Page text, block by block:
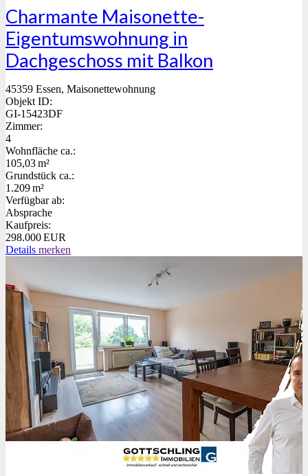
Charmante Maisonette-
Eigentumswohnung in
Dachgeschoss mit Balkon
45359 Essen, Maisonettewohnung
Objekt ID:
GI-15423DF
Zimmer:
4
Wohnfläche ca.:
105,03 m²
Grund­stück ca.:
1.209 m²
Verfügbar ab:
Absprache
Kaufpreis:
298.000 EUR
Details merken